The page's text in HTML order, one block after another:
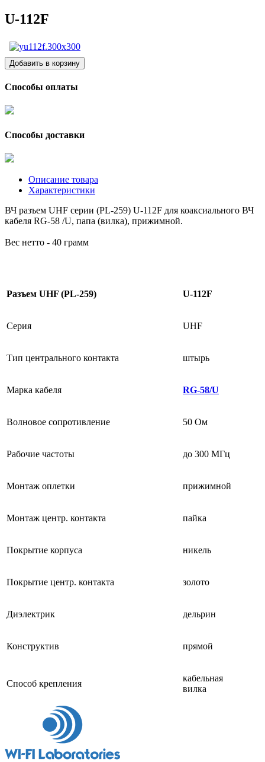
U-112F
Способы оплаты
Способы доставки
Описание товара
Характеристики
ВЧ разъем UHF серии (PL-259) U-112F для коаксиального ВЧ
кабеля RG-58 /U, папа (вилка), прижимной.
Вес нетто - 40 грамм
Разъем UHF (PL-259) U-112F
Серия UHF
Тип центрального контакта штырь
Марка кабеля RG-58/U
Волновое сопротивление 50 Ом
Рабочие частоты до 300 МГц
Монтаж оплетки прижимной
Монтаж центр. контакта пайка
Покрытие корпуса никель
Покрытие центр. контакта золото
Диэлектрик дельрин
Конструктив прямой
Способ крепления
кабельная
вилка